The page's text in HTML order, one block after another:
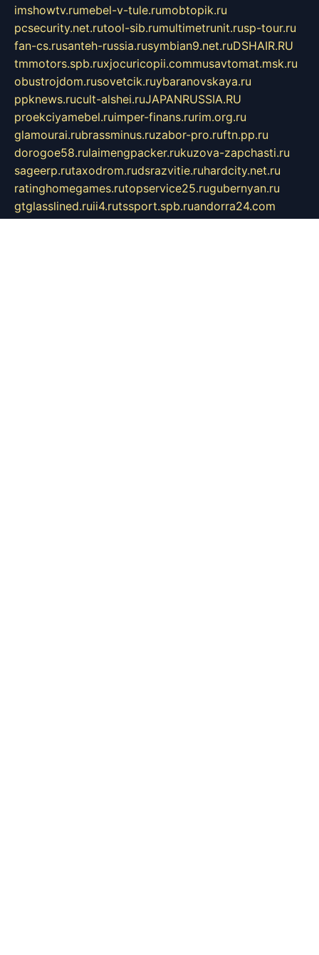
imshowtv.rumebel-v-tule.rumobtopik.ru
pcsecurity.net.rutool-sib.rumultimetrunit.rusp-tour.ru
fan-cs.rusanteh-russia.rusymbian9.net.ruDSHAIR.RU
tmmotors.spb.ruxjocuricopii.commusavtomat.msk.ru
obustrojdom.rusovetcik.ruybaranovskaya.ru
ppknews.rucult-alshei.ruJAPANRUSSIA.RU
proekciyamebel.ruimper-finans.rurim.org.ru
glamourai.rubrassminus.ruzabor-pro.ruftn.pp.ru
dorogoe58.rulaimengpacker.rukuzova-zapchasti.ru
sageerp.rutaxodrom.rudsrazvitie.ruhardcity.net.ru
ratinghomegames.rutopservice25.rugubernyan.ru
gtglasslined.ruii4.rutssport.spb.ruandorra24.com
blackwallstreet.ruoboimos.ruoptim-doors.com.ru